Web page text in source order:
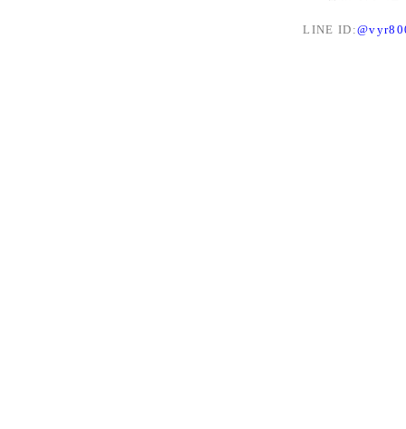
LINE ID: